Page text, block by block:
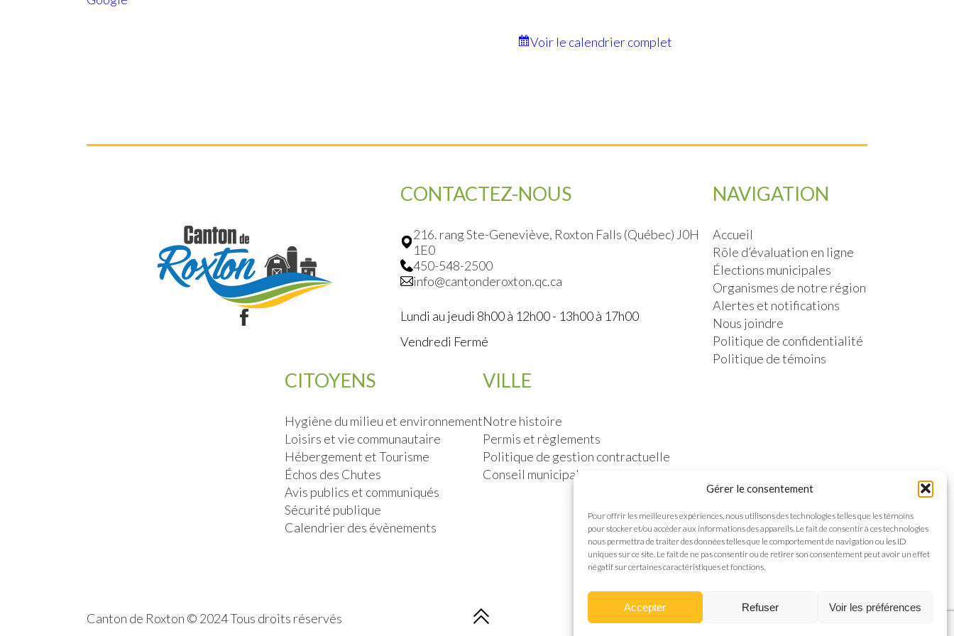
Gérer le consentement
Pour offrir les meilleures expériences, nous utilisons des technologies telles que les témoins
pour stocker et/ou accéder aux informations des appareils. Le fait de consentir à ces technologies
nous permettra de traiter des données telles que le comportement de navigation ou les ID
uniques sur ce site. Le fait de ne pas consentir ou de retirer son consentement peut avoir un effet
négatif sur certaines caractéristiques et fonctions.
Accepter Refuser Voir les préférences
Voir le calendrier complet
NAVIGATION
Accueil
Rôle d’évaluation en ligne
Élections municipales
Organismes de notre région
Alertes et notifications
Nous joindre
Politique de confidentialité
Politique de témoins
CITOYENS
Hygiène du milieu et environnement
Loisirs et vie communautaire
Hébergement et Tourisme
Échos des Chutes
Avis publics et communiqués
Sécurité publique
Calendrier des évènements
VILLE
Notre histoire
Permis et règlements
Politique de gestion contractuelle
Conseil municipal
CONTACTEZ-NOUS
216. rang Ste-Geneviève, Roxton Falls (Québec) J0H
1E0
450-548-2500
info@cantonderoxton.qc.ca
Lundi au jeudi 8h00 à 12h00 - 13h00 à 17h00
Vendredi Fermé
Canton de Roxton © 2024 Tous droits réservés Conception web Communication par l'image